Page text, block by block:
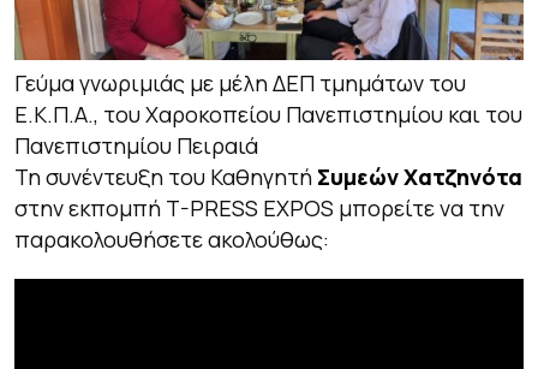
Γεύμα γνωριμιάς με μέλη ΔΕΠ τμημάτων του
Ε.Κ.Π.Α., του Χαροκοπείου Πανεπιστημίου και του
Πανεπιστημίου Πειραιά
Τη συνέντευξη του Καθηγητή Συμεών Χατζηνότα
στην εκπομπή T-PRESS EXPOS μπορείτε να την
παρακολουθήσετε ακολούθως: